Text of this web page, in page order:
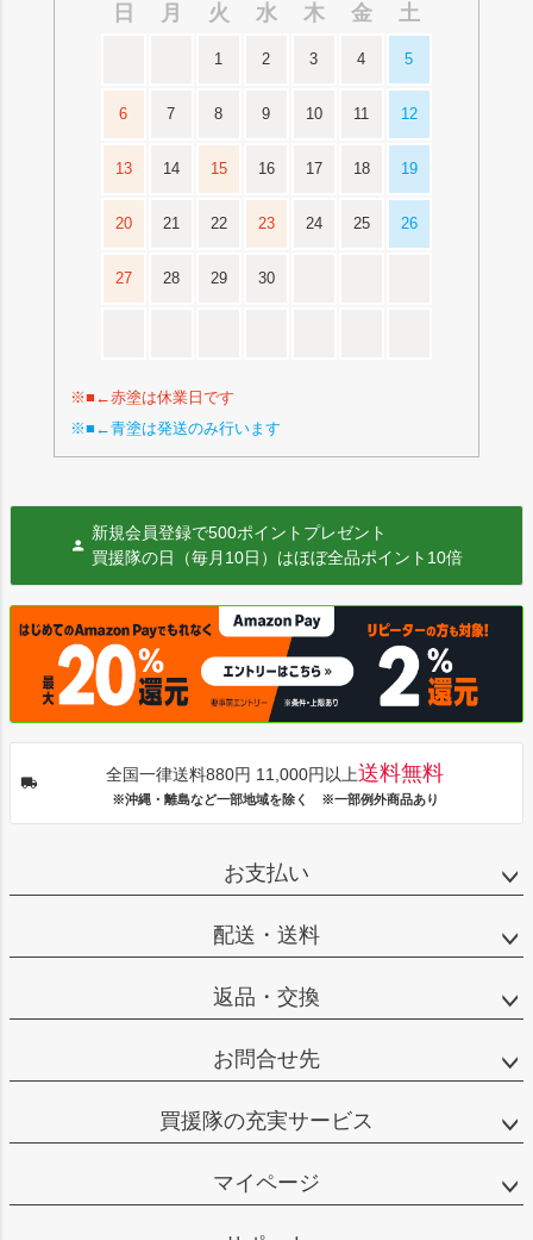
日
月 火 水 木 金 土
1 2 3 4 5
6 7 8 9 10 11 12
13 14 15 16 17 18 19
20 21 22 23 24 25 26
27 28 29 30
※■←赤塗は休業日です
※■←青塗は発送のみ行います
新規会員登録で500ポイントプレゼント
買援隊の日（毎月10日）はほぼ全品ポイント10倍
全国一律送料880円 11,000円以上送料無料
※沖縄・離島など一部地域を除く ※一部例外商品あり
お支払い
配送・送料
返品・交換
お問合せ先
買援隊の充実サービス
マイページ